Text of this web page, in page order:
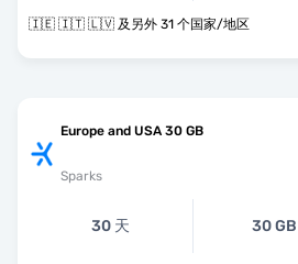
🇮🇪 🇮🇹 🇱🇻 及另外 31 个国家/地区
Europe and USA 30 GB
Sparks
30 天 30 GB